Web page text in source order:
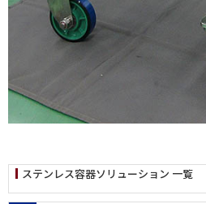
ステンレス容器ソリューション 一覧